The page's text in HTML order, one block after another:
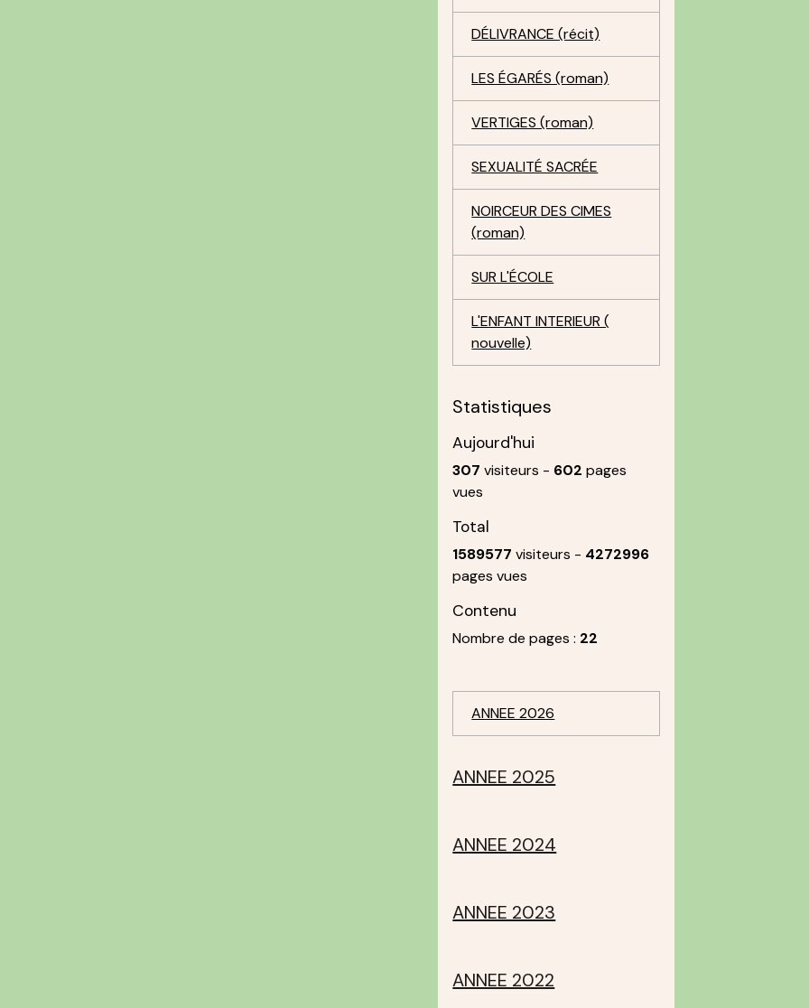
DÉLIVRANCE (récit)
LES ÉGARÉS (roman)
VERTIGES (roman)
SEXUALITÉ SACRÉE
NOIRCEUR DES CIMES
(roman)
SUR L'ÉCOLE
L'ENFANT INTERIEUR (
nouvelle)
Statistiques
Aujourd'hui
307 visiteurs - 602 pages
vues
Total
1589577 visiteurs - 4272996
pages vues
Contenu
Nombre de pages : 22
ANNEE 2026
ANNEE 2025
ANNEE 2024
ANNEE 2023
ANNEE 2022